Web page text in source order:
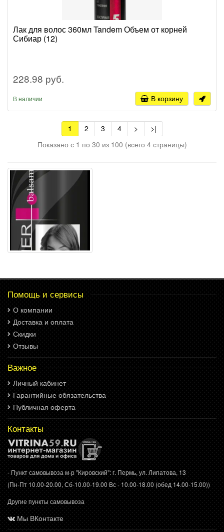
Лак для волос 360мл Tandem Объем от корней
Сибиар (12)
228.98 руб.
В наличии В корзину
1 2 3 4 >
>|
Показано с 1 по 30 из 100 (всего 4 страницы)
Помощь и сервисы
О компании
Доставка и оплата
Скидки
Отзывы
Важное
Личный кабинет
Гарантийные обязательства
Публичная оферта
Контакты
- Пункт самовывоза м-р "Кировский": г. Пермь, ул. Липатова, 13
(Пн-Пт 10.00-20.00, Сб-10.00-19.00 Вс - 10.00-18.00 (обед 14.00-15.00))
Другие пункты самовывоза
Мы ВКонтакте